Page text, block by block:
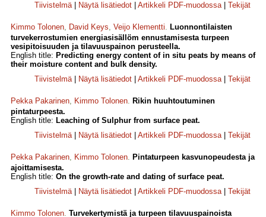
Tiivistelmä| Näytä lisätiedot Artikkeli PDF-muodossa| Tekijät
Kimmo Tolonen, David Keys, Veijo Klementti. Luonnontilaisten
turvekerrostumien energiasisällöm ennustamisesta turpeen
vesipitoisuuden ja tilavuuspainon perusteella.
English title: Predicting energy content of in situ peats by means of
their moisture content and bulk density.
Tiivistelmä| Näytä lisätiedot Artikkeli PDF-muodossa| Tekijät
Pekka Pakarinen, Kimmo Tolonen. Rikin huuhtoutuminen
pintaturpeesta.
English title: Leaching of Sulphur from surface peat.
Tiivistelmä| Näytä lisätiedot Artikkeli PDF-muodossa| Tekijät
Pekka Pakarinen, Kimmo Tolonen. Pintaturpeen kasvunopeudesta ja
ajoittamisesta.
English title: On the growth-rate and dating of surface peat.
Tiivistelmä| Näytä lisätiedot Artikkeli PDF-muodossa| Tekijät
Kimmo Tolonen. Turvekertymistä ja turpeen tilavuuspainoista